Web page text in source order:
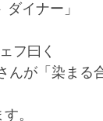
ダイナー」
フ曰く
んが「染ま
。